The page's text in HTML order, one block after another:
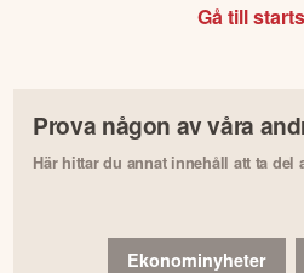
Gå till
Prova någon av våra
Här hittar du annat innehåll att ta del
Ekonominyheter